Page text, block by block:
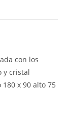
con los
y cristal
x 90 alto 75